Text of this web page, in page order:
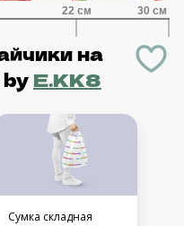
на
byE.KK8
Сумка складная